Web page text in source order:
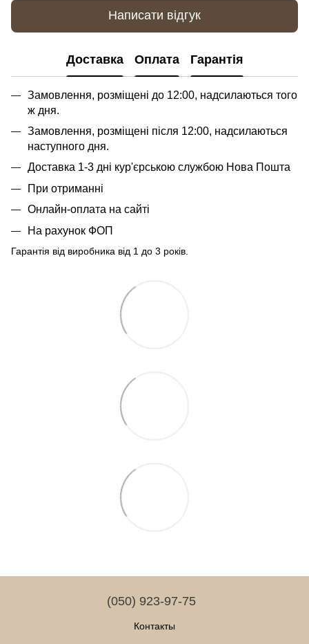
Написати відгук
Доставка Оплата Гарантія
Замовлення, розміщені до 12:00, надсилаються того
ж дня.
Замовлення, розміщені після 12:00, надсилаються
наступного дня.
Доставка 1-3 дні кур'єрською службою Нова Пошта
При отриманні
Онлайн-оплата на сайті
На рахунок ФОП
Гарантія від виробника від 1 до 3 років.
(050) 923-97-75
Контакты